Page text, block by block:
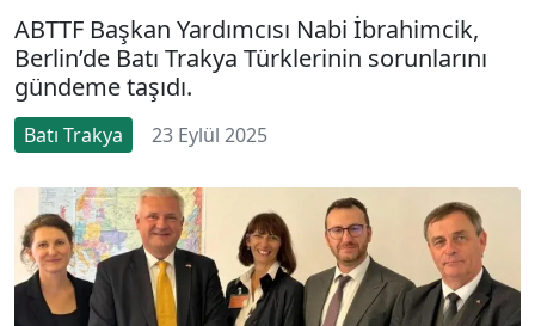
ABTTF Başkan Yardımcısı Nabi İbrahimcik,
Berlin’de Batı Trakya Türklerinin sorunlarını
gündeme taşıdı.
Batı Trakya 23 Eylül 2025